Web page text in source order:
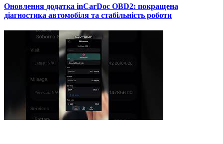
Оновлення додатка inCarDoc OBD2: покращена
діагностика автомобіля та стабільність роботи